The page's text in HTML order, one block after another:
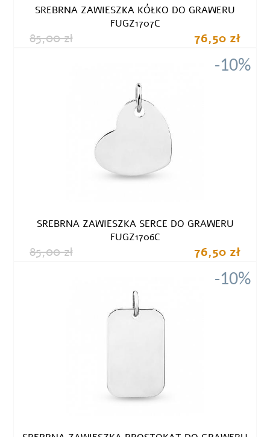
SREBRNA ZAWIESZKA KÓŁKO DO GRAWERU
FUGZ1707C
85,00 zł 76,50 zł
-10%
SREBRNA ZAWIESZKA SERCE DO GRAWERU
FUGZ1706C
85,00 zł 76,50 zł
-10%